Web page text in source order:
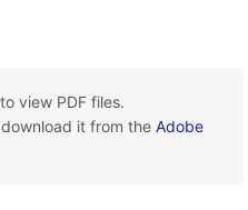
view PDF files.
it from theAdobe